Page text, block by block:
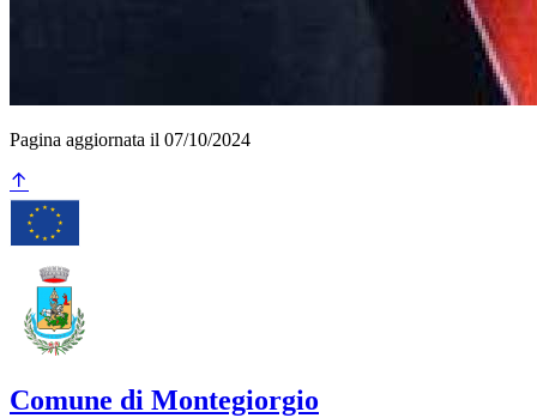
Pagina aggiornata il 07/10/2024
Comune di Montegiorgio